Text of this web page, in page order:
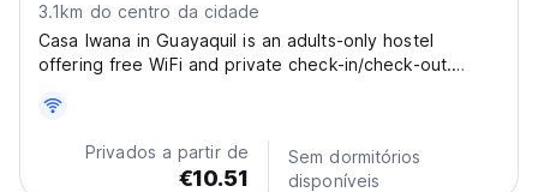
3.1km do centro da cidade
Casa Iwana in Guayaquil is an adults-only hostel
offering free WiFi and private check-in/check-out.
The hostel is near attractions such as Plaza del Sol (3
km), Santa Ana Park and Lighthouse (7 km), and
Malecon...Privados a partir de
€10.51
Sem dormitórios
disponíveis